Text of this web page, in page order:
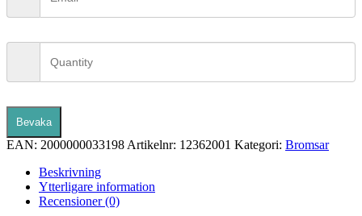
Bevaka
EAN: 2000000033198 Artikelnr: 12362001 Kategori: Bromsar
Beskrivning
Ytterligare information
Recensioner (0)